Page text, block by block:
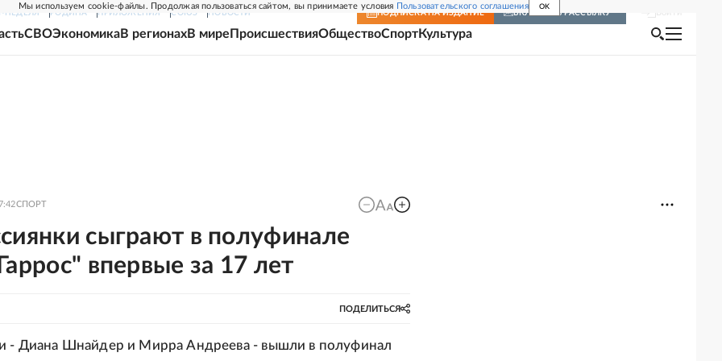
Мы используем cookie-файлы. Продолжая пользоваться сайтом, вы принимаете условия Пользовательского соглашения OK
НЕДЕЛЯ РОДИНА ПРИЛОЖЕНИЯ СОЮЗ НОВОСТИ ПОДПИСКА НА ИЗДАНИЕ ВКЛЮЧИТЬ РАССЫЛКУ
СВОЭкономикаВ регионахВ мире ПроисшествияОбществоСпортКультура
СПОРТ
сыграют в полуфинале
впервые за 17 лет
ПОДЕЛИТЬСЯ
- Диана Шнайдер и Мирра Андреева - вышли в полуфинал